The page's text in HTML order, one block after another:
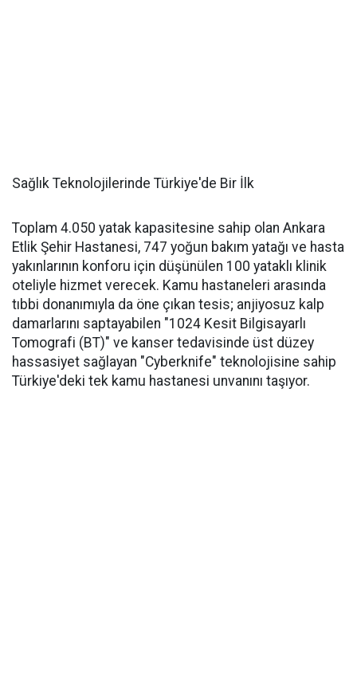
Sağlık Teknolojilerinde Türkiye'de Bir İlk
Toplam 4.050 yatak kapasitesine sahip olan Ankara
Etlik Şehir Hastanesi, 747 yoğun bakım yatağı ve hasta
yakınlarının konforu için düşünülen 100 yataklı klinik
oteliyle hizmet verecek. Kamu hastaneleri arasında
tıbbi donanımıyla da öne çıkan tesis; anjiyosuz kalp
damarlarını saptayabilen "1024 Kesit Bilgisayarlı
Tomografi (BT)" ve kanser tedavisinde üst düzey
hassasiyet sağlayan "Cyberknife" teknolojisine sahip
Türkiye'deki tek kamu hastanesi unvanını taşıyor.